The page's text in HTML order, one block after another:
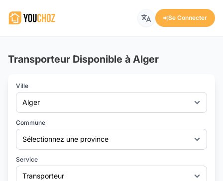
Se Connecter
Transporteur Disponible à Alger
Ville
Alger
Commune
Sélectionnez une province
Service
Transporteur